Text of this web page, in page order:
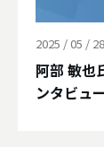
2025 / 05 / 28
阿部 敏也
ンタビュー